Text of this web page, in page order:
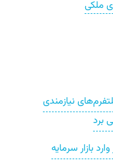
ملکی
نیازمندی
برد
۶ ماه دیگر وارد بازار سرمایه